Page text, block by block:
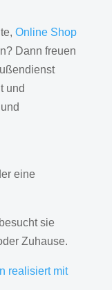
Online Shop
Dann freuen
und
eine
sie
Zuhause.
realisiert mit